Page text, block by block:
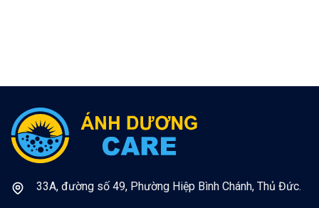
33A, đường số 49, Phường Hiệp Bình Chánh, Thủ Đức.